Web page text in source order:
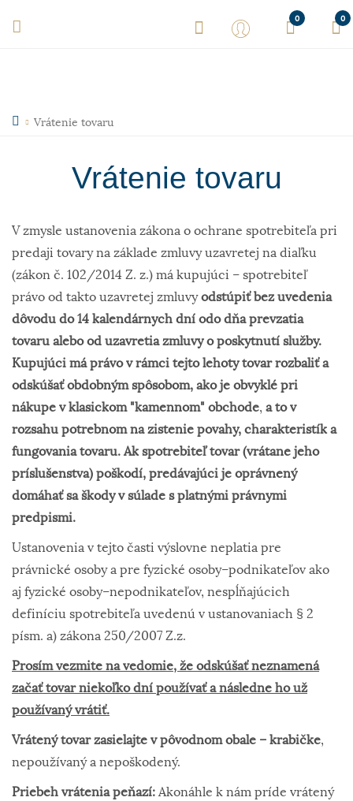
0 0
Vrátenie tovaru
Vrátenie tovaru
V zmysle ustanovenia zákona o ochrane spotrebiteľa pri
predaji tovary na základe zmluvy uzavretej na diaľku
(zákon č. 102/2014 Z. z.) má kupujúci – spotrebiteľ
právo od takto uzavretej zmluvyodstúpiť bez uvedenia
dôvodu do 14 kalendárnych dní odo dňa prevzatia
tovaru alebo od uzavretia zmluvy o poskytnutí služby.
Kupujúci má právo v rámci tejto lehoty tovar rozbaliť a
odskúšať obdobným spôsobom, ako je obvyklé pri
nákupe v klasickom "kamennom" obchode, a to v
rozsahu potrebnom na zistenie povahy, charakteristík a
fungovania tovaru. Ak spotrebiteľ tovar (vrátane jeho
príslušenstva) poškodí, predávajúci je oprávnený
domáhať sa škody v súlade s platnými právnymi
predpismi.
Ustanovenia v tejto časti výslovne neplatia pre
právnické osoby a pre fyzické osoby–podnikateľov ako
aj fyzické osoby–nepodnikateľov, nespĺňajúcich
definíciu spotrebiteľa uvedenú v ustanovaniach § 2
písm. a) zákona 250/2007 Z.z.
Prosím vezmite na vedomie, že odskúšať neznamená
začať tovar niekoľko dní používať a následne ho už
používaný vrátiť.
Vrátený tovar zasielajte v pôvodnom obale – krabičke,
nepoužívaný a nepoškodený.
Priebeh vrátenia peňazí: Akonáhle k nám príde vrátený